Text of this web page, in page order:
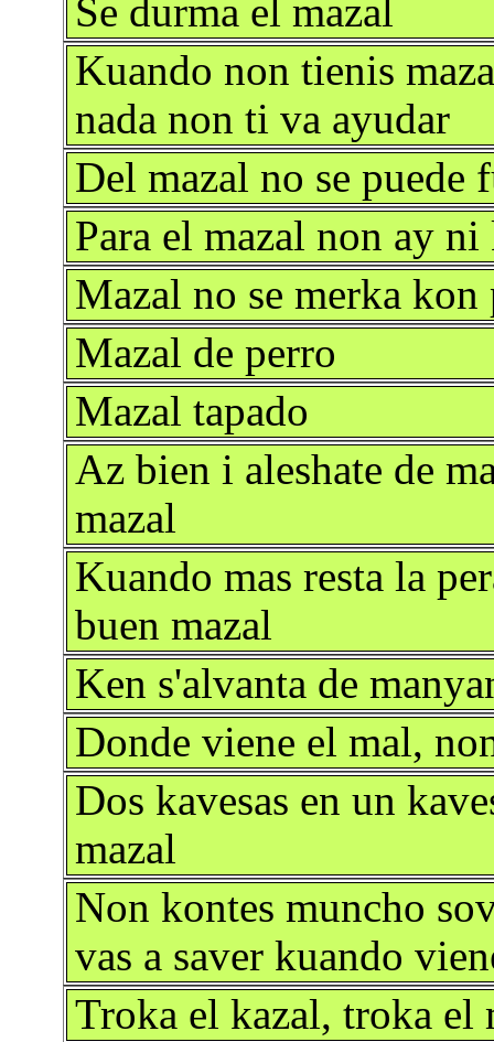
Se durma el mazal
Kuando non tienis
nada non ti va ayudar
Del mazal no se puede
Para el mazal non ay
Mazal no se merka kon
Mazal de perro
Mazal tapado
Az bien i aleshate de
mazal
Kuando mas resta la
buen mazal
Ken s'alvanta de
Donde viene el mal,
Dos kavesas en un
mazal
Non kontes muncho
vas a saver kuando
Troka el kazal, troka el